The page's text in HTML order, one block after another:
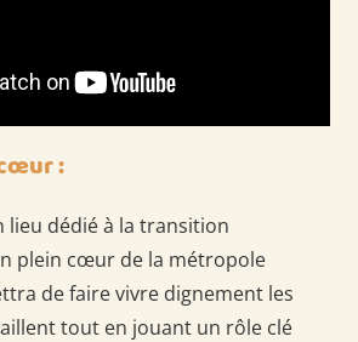
:
lieu dédié à la transition
plein cœur de la métropole
de faire vivre dignement les
tout en jouant un rôle clé